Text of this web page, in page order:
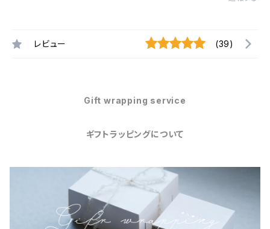
レビュー (39)
Gift wrapping service
ギフトラッピングについて